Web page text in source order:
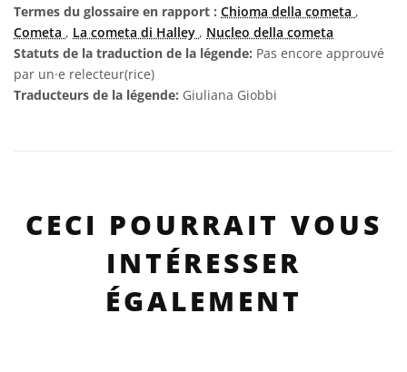
Termes du glossaire en rapport : Chioma della cometa ,
Cometa , La cometa di Halley , Nucleo della cometa
Statuts de la traduction de la légende: Pas encore approuvé
par un·e relecteur(rice)
Traducteurs de la légende: Giuliana Giobbi
CECI POURRAIT VOUS
INTÉRESSER
ÉGALEMENT